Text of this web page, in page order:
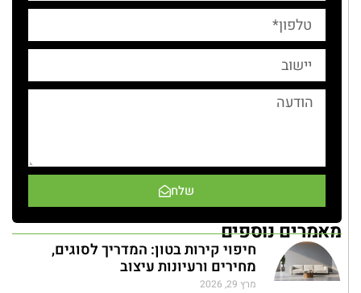
שלח
מאמרים נוספים
חיפוי קירות בטון: המדריך לסוגים,
מחירים ורעיונות עיצוב
מרץ 29, 2026